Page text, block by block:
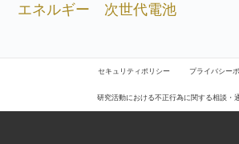
エネルギー 次世代電池
セキュリティポリシー プライバシー
研究活動における不正行為に関する相談・